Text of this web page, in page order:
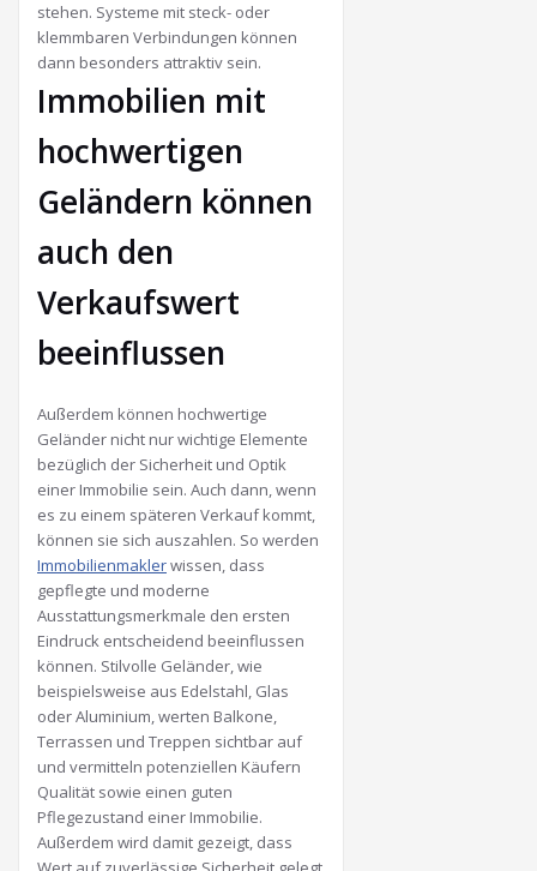
stehen. Systeme mit steck- oder
klemmbaren Verbindungen können
dann besonders attraktiv sein.
Immobilien mit
hochwertigen
Geländern können
auch den
Verkaufswert
beeinflussen
Außerdem können hochwertige
Geländer nicht nur wichtige Elemente
bezüglich der Sicherheit und Optik
einer Immobilie sein. Auch dann, wenn
es zu einem späteren Verkauf kommt,
können sie sich auszahlen. So werden
Immobilienmaklerwissen, dass
gepflegte und moderne
Ausstattungsmerkmale den ersten
Eindruck entscheidend beeinflussen
können. Stilvolle Geländer, wie
beispielsweise aus Edelstahl, Glas
oder Aluminium, werten Balkone,
Terrassen und Treppen sichtbar auf
und vermitteln potenziellen Käufern
Qualität sowie einen guten
Pflegezustand einer Immobilie.
Außerdem wird damit gezeigt, dass